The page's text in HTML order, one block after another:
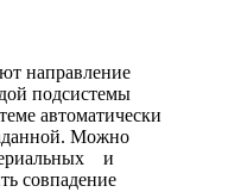
направление
подсистемы
автоматически
Можно
и
совпаде­ние